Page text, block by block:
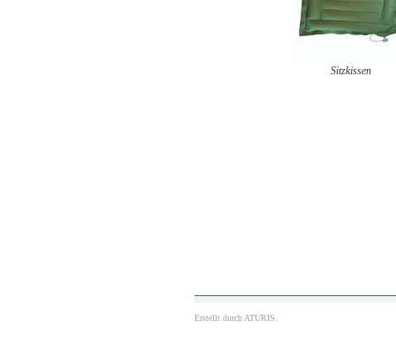
Sitzkissen
Erstellt durch ATURIS.